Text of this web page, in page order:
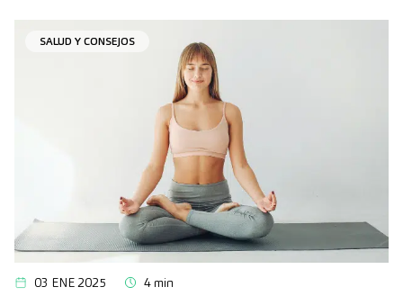
SALUD Y CONSEJOS
03 ENE 2025 4 min